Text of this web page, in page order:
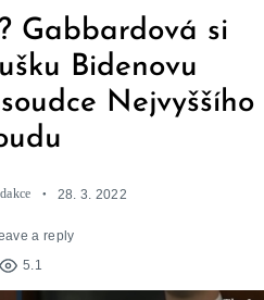
Gabbardová si
Bidenovu
Nejvyššího
28. 3. 2022
a reply
5.1